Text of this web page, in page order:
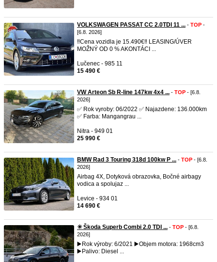
VOLKSWAGEN PASSAT CC 2.0TDI 11 ... - TOP -
[6.8. 2026]
‼️Cena vozidla je 15.490€‼️ LEASING/ÚVER
MOŽNÝ OD 0 % AKONTÁCI ...
Lučenec - 985 11
15 490 €
VW Arteon Sb R-line 147kw 4x4 ... - TOP - [6.8.
2026]
✅ Rok vyroby: 06/2022 ✅ Najazdene: 136.000km
✅ Farba: Mangangrau ...
Nitra - 949 01
25 990 €
BMW Rad 3 Touring 318d 100kw P ... - TOP - [6.8.
2026]
Airbag 4X, Dotyková obrazovka, Bočné airbagy
vodica a spolujaz ...
Levice - 934 01
14 690 €
✳️ Škoda Superb Combi 2.0 TDI ... - TOP - [6.8.
2026]
▶️Rok výroby: 6/2021 ▶️Objem motora: 1968cm3
▶️Palivo: Diesel ...